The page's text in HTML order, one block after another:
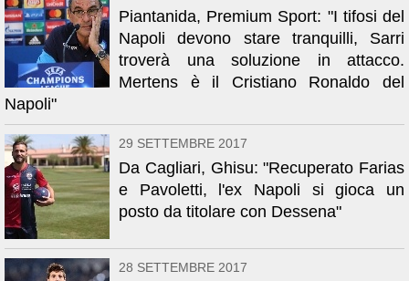
Piantanida, Premium Sport: "I tifosi del
Napoli devono stare tranquilli, Sarri
troverà una soluzione in attacco.
Mertens è il Cristiano Ronaldo del
Napoli"
29 SETTEMBRE 2017
Da Cagliari, Ghisu: "Recuperato Farias
e Pavoletti, l'ex Napoli si gioca un
posto da titolare con Dessena"
28 SETTEMBRE 2017